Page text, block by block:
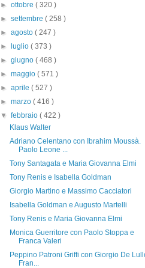
►ottobre( 320 )
►settembre( 258 )
►agosto( 247 )
►
luglio( 373 )
►giugno( 468 )
►maggio( 571 )
►aprile( 527 )
►marzo( 416 )
▼febbraio( 422 )
Klaus Walter
Adriano Celentano con Ibrahim Moussà.
Paolo Leone ...
Tony Santagata e Maria Giovanna Elmi
Tony Renis e Isabella Goldman
Giorgio Martino e Massimo Cacciatori
Isabella Goldman e Augusto Martelli
Tony Renis e Maria Giovanna Elmi
Monica Guerritore con Paolo Stoppa e
Franca Valeri
Peppino Patroni Griffi con Giorgio De
Fran...